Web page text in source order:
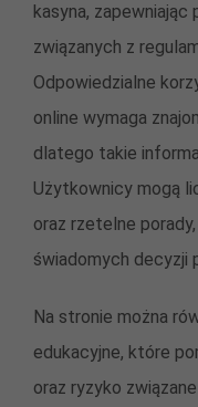
kasyna,
związanych z
Odpowiedzialne
online wymaga
dlatego takie
Użytkownicy mogą
oraz rzetelne
świadomych decyzji
Na stronie można
edukacyjne, które
oraz ryzyko